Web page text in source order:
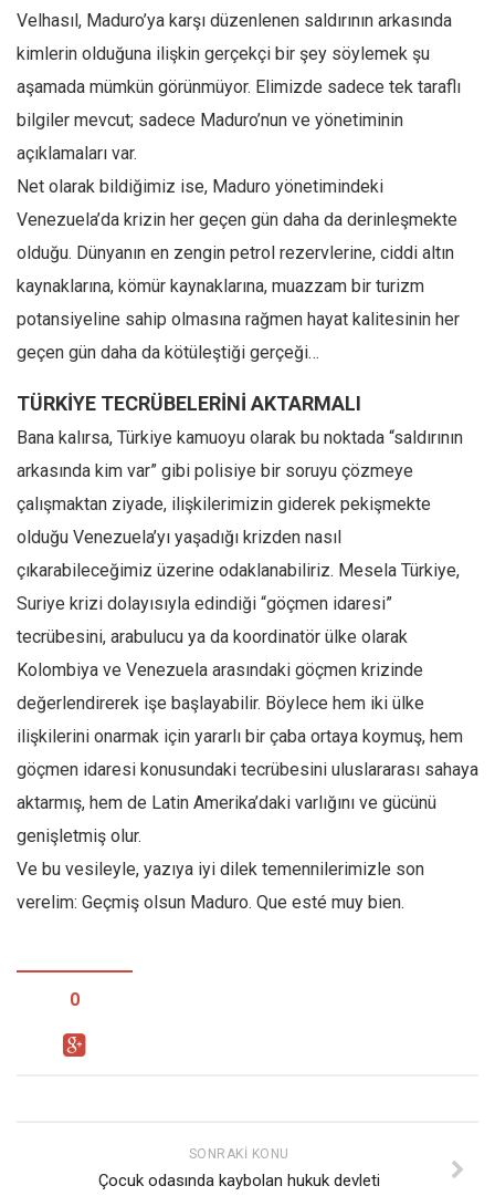
Velhasıl, Maduro’ya karşı düzenlenen saldırının arkasında
kimlerin olduğuna ilişkin gerçekçi bir şey söylemek şu
aşamada mümkün görünmüyor. Elimizde sadece tek taraflı
bilgiler mevcut; sadece Maduro’nun ve yönetiminin
açıklamaları var.
Net olarak bildiğimiz ise, Maduro yönetimindeki
Venezuela’da krizin her geçen gün daha da derinleşmekte
olduğu. Dünyanın en zengin petrol rezervlerine, ciddi altın
kaynaklarına, kömür kaynaklarına, muazzam bir turizm
potansiyeline sahip olmasına rağmen hayat kalitesinin her
geçen gün daha da kötüleştiği gerçeği…
TÜRKİYE TECRÜBELERİNİ AKTARMALI
Bana kalırsa, Türkiye kamuoyu olarak bu noktada “saldırının
arkasında kim var” gibi polisiye bir soruyu çözmeye
çalışmaktan ziyade, ilişkilerimizin giderek pekişmekte
olduğu Venezuela’yı yaşadığı krizden nasıl
çıkarabileceğimiz üzerine odaklanabiliriz. Mesela Türkiye,
Suriye krizi dolayısıyla edindiği “göçmen idaresi”
tecrübesini, arabulucu ya da koordinatör ülke olarak
Kolombiya ve Venezuela arasındaki göçmen krizinde
değerlendirerek işe başlayabilir. Böylece hem iki ülke
ilişkilerini onarmak için yararlı bir çaba ortaya koymuş, hem
göçmen idaresi konusundaki tecrübesini uluslararası sahaya
aktarmış, hem de Latin Amerika’daki varlığını ve gücünü
genişletmiş olur.
Ve bu vesileyle, yazıya iyi dilek temennilerimizle son
verelim: Geçmiş olsun Maduro. Que esté muy bien.
0
SONRAKI KONU
Çocuk odasında kaybolan hukuk devleti